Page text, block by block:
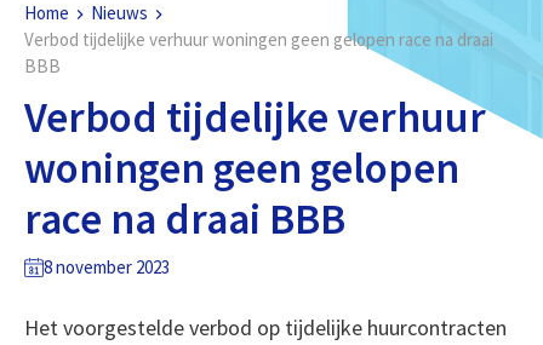
Home
Nieuws
Verbod tijdelijke verhuur woningen geen gelopen race na draai
BBB
Verbod tijdelijke verhuur
woningen geen gelopen
race na draai BBB
8 november 2023
Het voorgestelde verbod op tijdelijke huurcontracten